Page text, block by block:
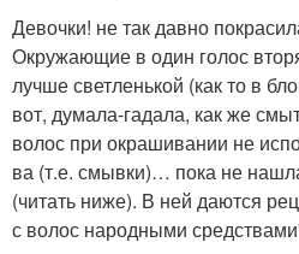
Девочки! не так давно
Окружающие в один голос
лучше светленькой (как то в
вот, думала-гадала, как же
волос при окрашивании не
ва (т.е. смывки)… пока не
(читать ниже). В ней даются
с волос народными